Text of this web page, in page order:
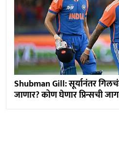
Shubman Gill: सूर्यानंतर
जाणार? कोण घेणार प्रिन्सची